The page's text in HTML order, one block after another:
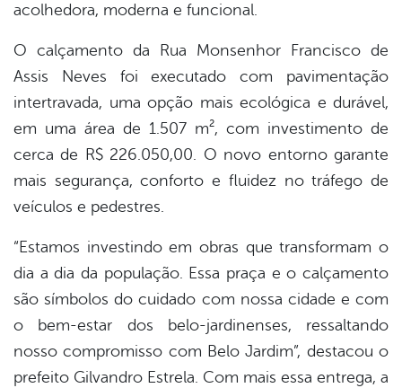
acolhedora, moderna e funcional.
O calçamento da Rua Monsenhor Francisco de
Assis Neves foi executado com pavimentação
intertravada, uma opção mais ecológica e durável,
em uma área de 1.507 m², com investimento de
cerca de R$ 226.050,00. O novo entorno garante
mais segurança, conforto e fluidez no tráfego de
veículos e pedestres.
“Estamos investindo em obras que transformam o
dia a dia da população. Essa praça e o calçamento
são símbolos do cuidado com nossa cidade e com
o bem-estar dos belo-jardinenses, ressaltando
nosso compromisso com Belo Jardim”, destacou o
prefeito Gilvandro Estrela. Com mais essa entrega, a